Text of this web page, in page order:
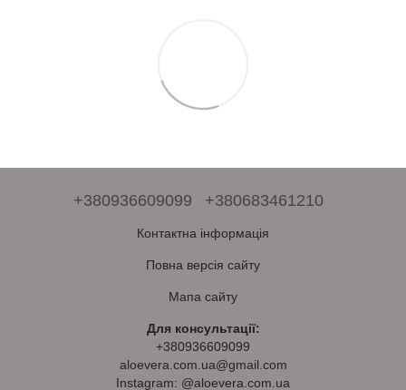
+380936609099 +380683461210
Контактна інформація
Повна версія сайту
Мапа сайту
Для консультації:
+380936609099
aloevera.com.ua@gmail.com
Instagram: @aloevera.com.ua